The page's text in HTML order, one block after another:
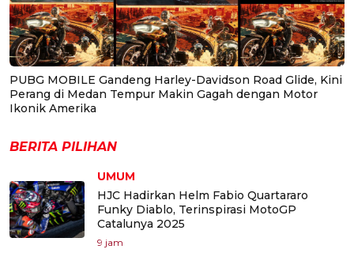
PUBG MOBILE Gandeng Harley-Davidson Road Glide, Kini
Perang di Medan Tempur Makin Gagah dengan Motor
Ikonik Amerika
BERITA PILIHAN
UMUM
HJC Hadirkan Helm Fabio Quartararo
Funky Diablo, Terinspirasi MotoGP
Catalunya 2025
9 jam